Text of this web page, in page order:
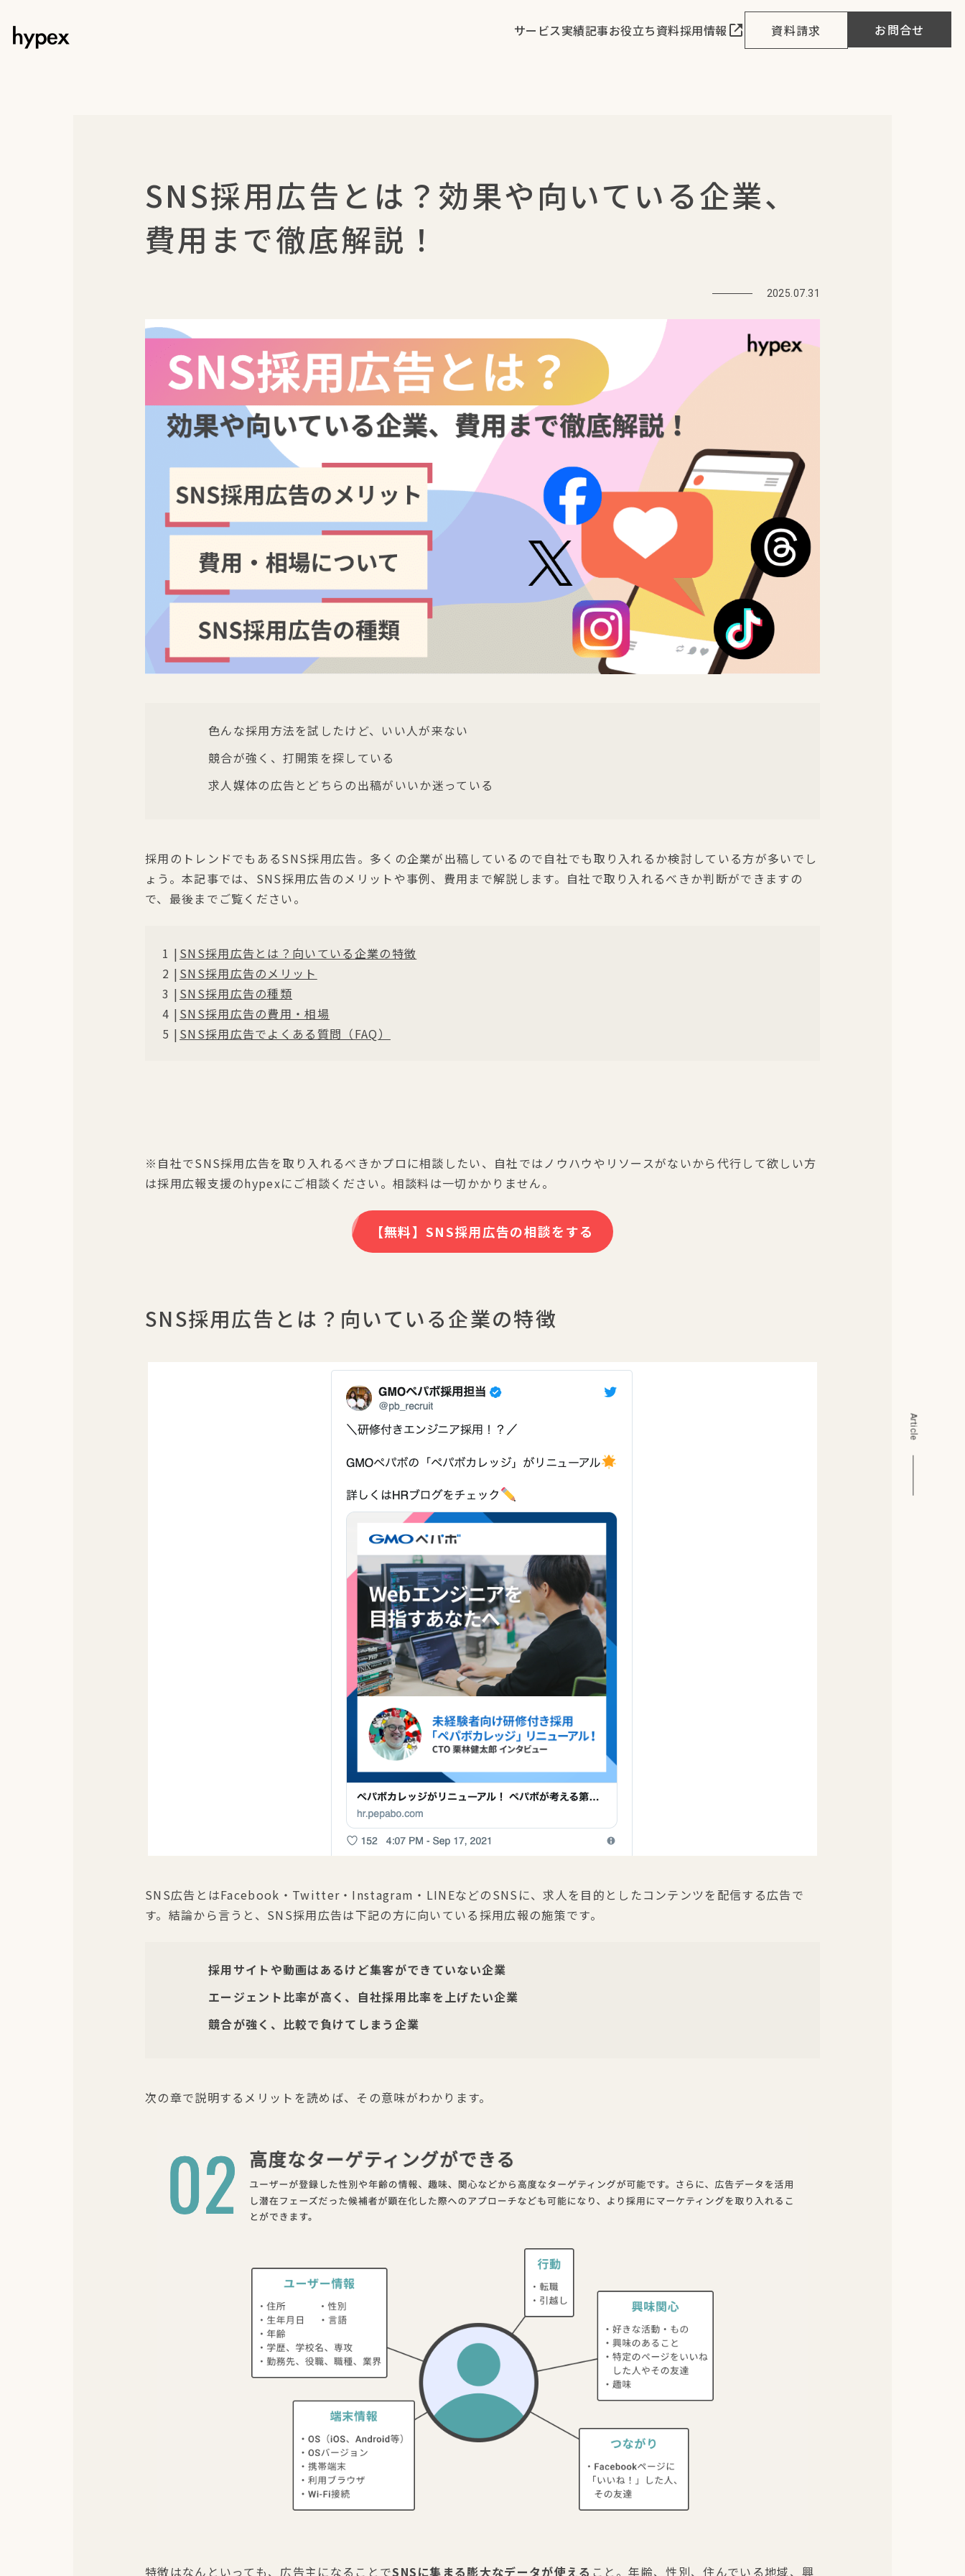
サービス実績記事お役立ち資料採用情報 資料請求 お問合せ
Article
SNS採用広告とは？効果や向いている企業、
費用まで徹底解説！
2025.07.31
色んな採用方法を試したけど、いい人が来ない
競合が強く、打開策を探している
求人媒体の広告とどちらの出稿がいいか迷っている
採用のトレンドでもあるSNS採用広告。多くの企業が出稿しているので自社でも取り入れるか検討している方が多いでし
ょう。本記事では、SNS採用広告のメリットや事例、費用まで解説します。自社で取り入れるべきか判断ができますの
で、最後までご覧ください。
SNS採用広告とは？向いている企業の特徴
SNS採用広告のメリット
SNS採用広告の種類
SNS採用広告の費用・相場
SNS採用広告でよくある質問（FAQ）
※自社でSNS採用広告を取り入れるべきかプロに相談したい、自社ではノウハウやリソースがないから代行して欲しい方
は採用広報支援のhypexにご相談ください。相談料は一切かかりません。
【無料】SNS採用広告の相談をする
SNS採用広告とは？向いている企業の特徴
SNS広告とはFacebook・Twitter・Instagram・LINEなどのSNSに、求人を目的としたコンテンツを配信する広告で
す。結論から言うと、SNS採用広告は下記の方に向いている採用広報の施策です。
採用サイトや動画はあるけど集客ができていない企業
エージェント比率が高く、自社採用比率を上げたい企業
競合が強く、比較で負けてしまう企業
次の章で説明するメリットを読めば、その意味がわかります。
特徴はなんといっても、広告主になることでSNSに集まる膨大なデータが使える こと。年齢、性別、住んでいる地域、興